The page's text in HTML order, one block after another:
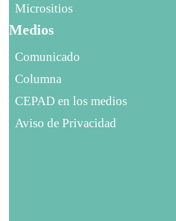
Micrositios
Medios
Comunicado
Columna
CEPAD en los medios
Aviso de Privacidad